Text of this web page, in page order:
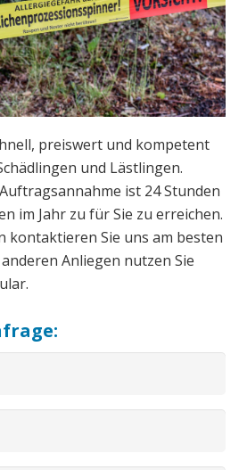
preiswert und kompetent
und Lästlingen.
zu für Sie zu erreichen.
Sie uns am besten
Anliegen nutzen Sie